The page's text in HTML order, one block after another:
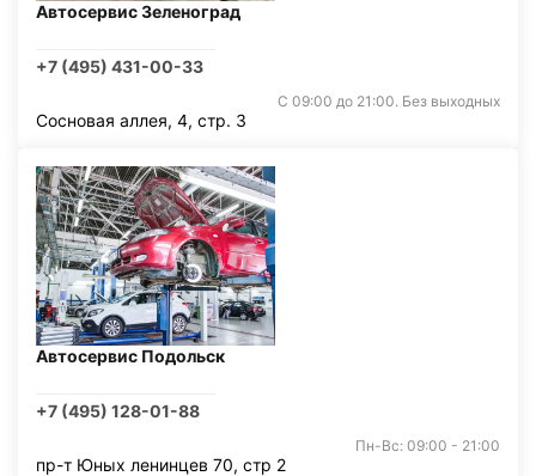
Автосервис Зеленоград
+7 (495) 431-00-33
С 09:00 до 21:00. Без выходных
Сосновая аллея, 4, стр. 3
Автосервис Подольск
+7 (495) 128-01-88
Пн-Вс: 09:00 - 21:00
пр-т Юных ленинцев 70, стр 2